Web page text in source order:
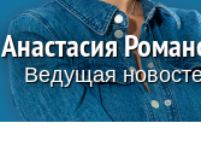
Анастасия
Ведущая